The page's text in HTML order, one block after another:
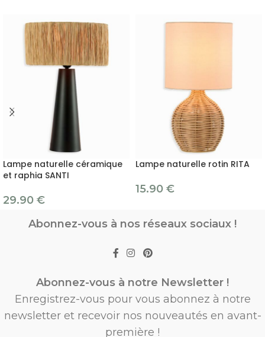
Lampe naturelle céramique
et raphia SANTI
29.90 €
Lampe naturelle rotin RITA
15.90 €
Abonnez-vous à nos réseaux sociaux !
Abonnez-vous à notre Newsletter !
Enregistrez-vous pour vous abonnez à notre
newsletter et recevoir nos nouveautés en avant-
première !